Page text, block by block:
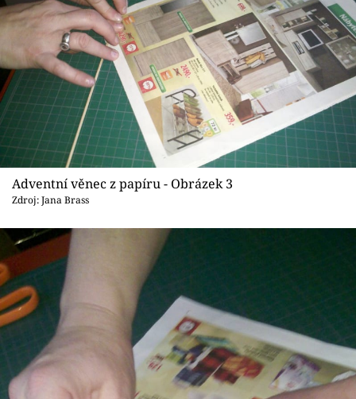
Adventní věnec z papíru - Obrázek 3
Zdroj: Jana Brass